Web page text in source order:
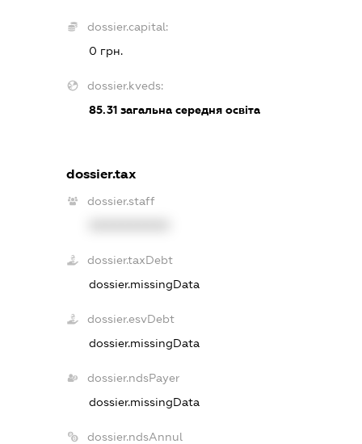
dossier.capital:
0 грн.
dossier.kveds:
85.31загальна середня освіта
dossier.tax
dossier.staff
dossier.taxDebt
dossier.missingData
dossier.esvDebt
dossier.missingData
dossier.ndsPayer
dossier.missingData
dossier.ndsAnnul